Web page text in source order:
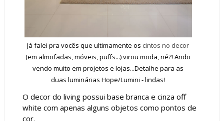
Já falei pra vocês que ultimamente os cintos no decor
(em almofadas, móveis, puffs...) virou moda, né?! Ando
vendo muito em projetos e lojas...Detalhe para as
duas luminárias Hope/Lumini - lindas!
O decor do living possui base branca e cinza off
white com apenas alguns objetos como pontos de
cor.